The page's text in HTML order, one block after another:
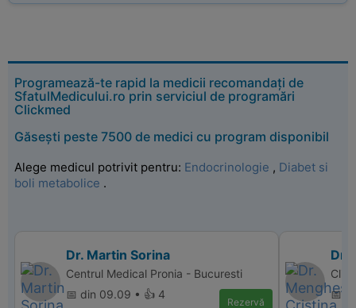
Programează-te rapid la medicii recomandați de
SfatulMedicului.ro prin serviciul de programări
Clickmed
Găsești peste 7500 de medici cu program disponibil
Alege medicul potrivit pentru: Endocrinologie , Diabet si
boli metabolice .
Dr. Martin Sorina
Centrul Medical Pronia - Bucuresti
📅 din 09.09 • 👍 4
Rezervă
Dr.
📅